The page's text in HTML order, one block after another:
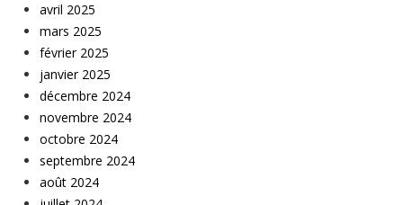
avril 2025
mars 2025
février 2025
janvier 2025
décembre 2024
novembre 2024
octobre 2024
septembre 2024
août 2024